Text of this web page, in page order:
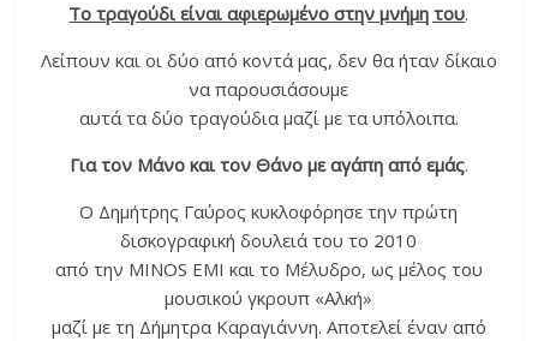
Το τραγούδι είναι αφιερωμένο στην μνήμη του.
Λείπουν και οι δύο από κοντά μας, δεν θα ήταν δίκαιο
να παρουσιάσουμε
αυτά τα δύο τραγούδια μαζί με τα υπόλοιπα.
Για τον Μάνο και τον Θάνο με αγάπη από εμάς.
Ο Δημήτρης Γαύρος κυκλοφόρησε την πρώτη
δισκογραφική δουλειά του το 2010
από την MINOS EMI και το Μέλυδρο, ως μέλος του
μουσικού γκρουπ «Αλκή»
μαζί με τη Δήμητρα Καραγιάννη. Αποτελεί έναν από